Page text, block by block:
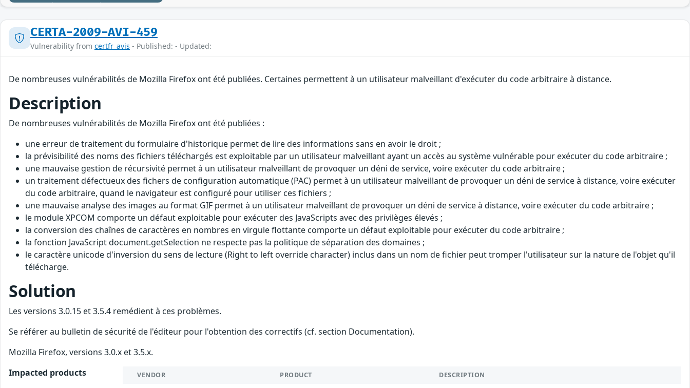
CERTA-2009-AVI-459
Vulnerability from certfr_avis - Published: - Updated:
De nombreuses vulnérabilités de Mozilla Firefox ont été publiées. Certaines permettent à un utilisateur malveillant d'exécuter du code arbitraire à distance.
Description
De nombreuses vulnérabilités de Mozilla Firefox ont été publiées :
une erreur de traitement du formulaire d'historique permet de lire des informations sans en avoir le droit ;
la prévisibilité des noms des fichiers téléchargés est exploitable par un utilisateur malveillant ayant un accès au système vulnérable pour exécuter du code arbitraire ;
une mauvaise gestion de récursivité permet à un utilisateur malveillant de provoquer un déni de service, voire exécuter du code arbitraire ;
un traitement défectueux des fichers de configuration automatique (PAC) permet à un utilisateur malveillant de provoquer un déni de service à distance, voire exécuter
du code arbitraire, quand le navigateur est configuré pour utiliser ces fichiers ;
une mauvaise analyse des images au format GIF permet à un utilisateur malveillant de provoquer un déni de service à distance, voire exécuter du code arbitraire ;
le module XPCOM comporte un défaut exploitable pour exécuter des JavaScripts avec des privilèges élevés ;
la conversion des chaînes de caractères en nombres en virgule flottante comporte un défaut exploitable pour exécuter du code arbitraire ;
la fonction JavaScript document.getSelection ne respecte pas la politique de séparation des domaines ;
le caractère unicode d'inversion du sens de lecture (Right to left override character) inclus dans un nom de fichier peut tromper l'utilisateur sur la nature de l'objet qu'il
télécharge.
Solution
Les versions 3.0.15 et 3.5.4 remédient à ces problèmes.
Se référer au bulletin de sécurité de l'éditeur pour l'obtention des correctifs (cf. section Documentation).
Mozilla Firefox, versions 3.0.x et 3.5.x.
Impacted products
VENDOR PRODUCT DESCRIPTION